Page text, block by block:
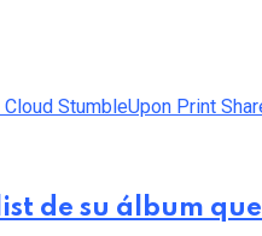
Cloud StumbleUpon Print
de su álbum